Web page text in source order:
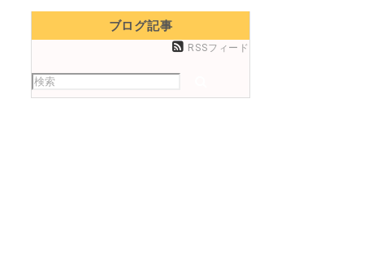
ブログ記事
RSSフィード